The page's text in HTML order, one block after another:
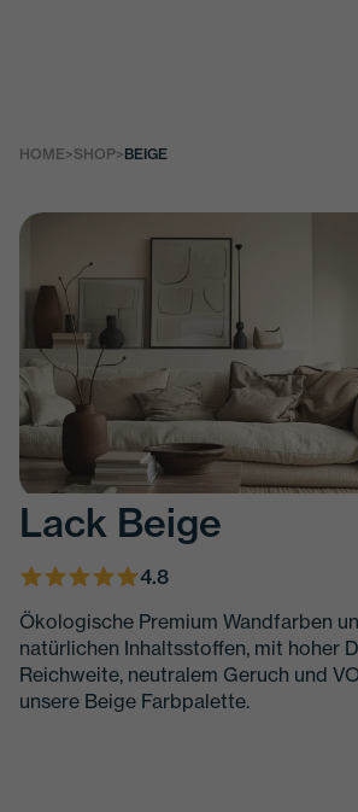
HOME>SHOP>BEIGE
Lack Beige
4.8
Ökologische Premium Wandfarben
natürlichen Inhaltsstoffen, mit hoher
Reichweite, neutralem Geruch und
unsere Beige Farbpalette.